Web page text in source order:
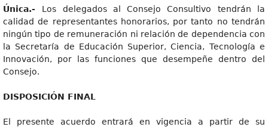
Única.- Los delegados al Consejo Consultivo tendrán la
calidad de representantes honorarios, por tanto no tendrán
ningún tipo de remuneración ni relación de dependencia con
la Secretaría de Educación Superior, Ciencia, Tecnología e
Innovación, por las funciones que desempeñe dentro del
Consejo.
DISPOSICIÓN FINAL
El presente acuerdo entrará en vigencia a partir de su